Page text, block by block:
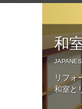
和
リフォ
和室と